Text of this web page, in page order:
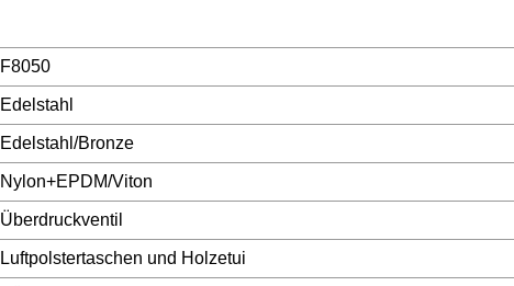
F8050
Edelstahl
Edelstahl/Bronze
Nylon+EPDM/Viton
Überdruckventil
Luftpolstertaschen und Holzetui